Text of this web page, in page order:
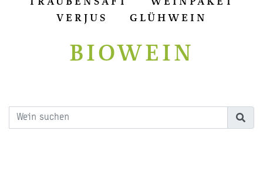
VERJUS
GLÜHWEIN
BIOWEIN